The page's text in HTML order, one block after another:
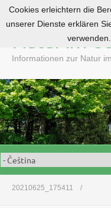
o
c
o
n
t
e
n
Natur im
Informationen zur Natur
20210625_175411
Cookies erleichtern die
unserer Dienste erklären
verwenden.